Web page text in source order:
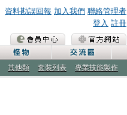
資料勘誤回報 加入我們 聯絡管理者
登入 註冊
其他類 套裝列表 專業技能製作